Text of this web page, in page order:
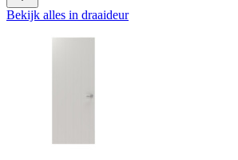
Bekijk alles in draaideur